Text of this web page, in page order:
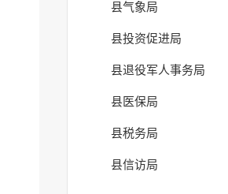
县气象局
县投资促进局
县退役军人事务局
县医保局
县税务局
县信访局